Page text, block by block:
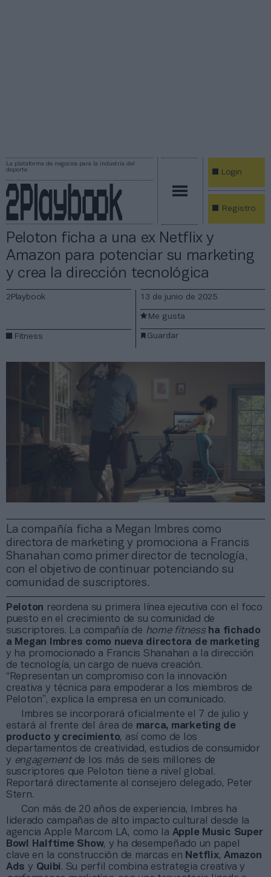
La plataforma de negocios para la industria del
deporte
Login
Registro
Peloton ficha a una ex Netflix y
Amazon para potenciar su marketing
y crea la dirección tecnológica
La compañía ficha a Megan Imbres como
directora de marketing y promociona a Francis
Shanahan como primer director de tecnología,
con el objetivo de continuar potenciando su
comunidad de suscriptores.
2Playbook
Fitness
13 de junio de 2025
Guardar
Me gusta
Peloton reordena su primera línea ejecutiva con el foco
puesto en el crecimiento de su comunidad de
suscriptores. La compañía de home fitness ha fichado
a Megan Imbres como nueva directora de marketing
y ha promocionado a Francis Shanahan a la dirección
de tecnología, un cargo de nueva creación.
“Representan un compromiso con la innovación
creativa y técnica para empoderar a los miembros de
Peloton”, explica la empresa en un comunicado.
Imbres se incorporará oficialmente el 7 de julio y
estará al frente del área de marca, marketing de
producto y crecimiento, así como de los
departamentos de creatividad, estudios de consumidor
y engagementde los más de seis millones de
suscriptores que Peloton tiene a nivel global.
Reportará directamente al consejero delegado, Peter
Stern.
Con más de 20 años de experiencia, Imbres ha
liderado campañas de alto impacto cultural desde la
agencia Apple Marcom LA, como la Apple Music Super
Bowl Halftime Show, y ha desempeñado un papel
clave en la construcción de marcas en Netflix,Amazon
Ads y Quibi . Su perfil combina estrategia creativa y